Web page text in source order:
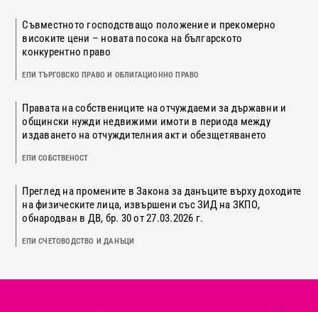
Съвместното господстващо положение и прекомерно
високите цени – новата посока на българското
конкурентно право
ЕПИ ТЪРГОВСКО ПРАВО И ОБЛИГАЦИОННО ПРАВО
Правата на собствениците на отчуждаеми за държавни и
общински нужди недвижими имоти в периода между
издаването на отчуждителния акт и обезщетяването
ЕПИ СОБСТВЕНОСТ
Преглед на промените в Закона за данъците върху доходите
на физическите лица, извършени със ЗИД на ЗКПО,
обнародван в ДВ, бр. 30 от 27.03.2026 г.
ЕПИ СЧЕТОВОДСТВО И ДАНЪЦИ